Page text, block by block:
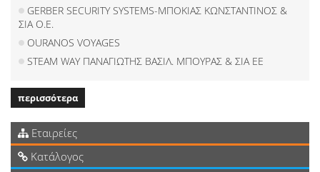
GERBER SECURITY SYSTEMS-ΜΠΟΚΙΑΣ ΚΩΝΣΤΑΝΤΙΝΟΣ &
ΣΙΑ Ο.Ε.
OURANOS VOYAGES
STEAM WAY ΠΑΝΑΓΙΩΤΗΣ ΒΑΣΙΛ. ΜΠΟΥΡΑΣ & ΣΙΑ ΕΕ
περισσότερα
Εταιρείες
Κατάλογος